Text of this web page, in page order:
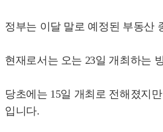
정부는 이달 말로 예정된 부동산
현재로서는 오는 23일 개최하는
당초에는 15일 개최로 전해졌지
입니다.